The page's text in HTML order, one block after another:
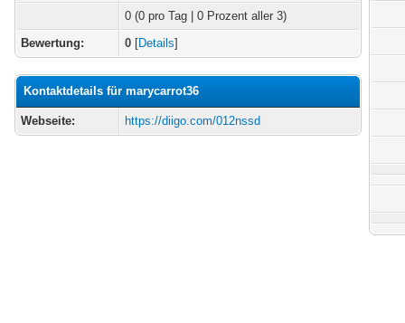
0 (0 pro Tag | 0 Prozent aller 3)
Bewertung:
0 [Details]
Kontaktdetails für marycarrot36
Webseite: https://diigo.com/012nssd